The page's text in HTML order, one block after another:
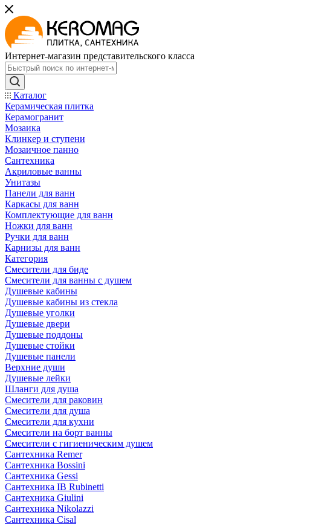
Интернет-магазин представительского класса
Каталог
Керамическая плитка
Керамогранит
Мозаика
Клинкер и ступени
Мозаичное панно
Сантехника
Акриловые ванны
Унитазы
Панели для ванн
Каркасы для ванн
Комплектующие для ванн
Ножки для ванн
Ручки для ванн
Карнизы для ванн
Категория
Смесители для биде
Смесители для ванны с душем
Душевые кабины
Душевые кабины из стекла
Душевые уголки
Душевые двери
Душевые поддоны
Душевые стойки
Душевые панели
Верхние души
Душевые лейки
Шланги для душа
Смесители для раковин
Смесители для душа
Смесители для кухни
Смесители на борт ванны
Смесители с гигиеническим душем
Сантехника Remer
Сантехника Bossini
Сантехника Gessi
Сантехника IB Rubinetti
Сантехника Giulini
Сантехника Nikolazzi
Сантехника Cisal